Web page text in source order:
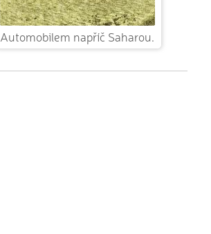
Automobilem napříč Saharou.